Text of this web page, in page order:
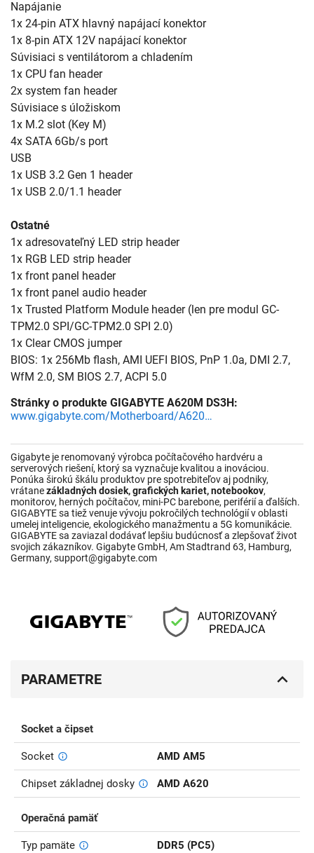
Napájanie
1x 24-pin ATX hlavný napájací konektor
1x 8-pin ATX 12V napájací konektor
Súvisiaci s ventilátorom a chladením
1x CPU fan header
2x system fan header
Súvisiace s úložiskom
1x M.2 slot (Key M)
4x SATA 6Gb/s port
USB
1x USB 3.2 Gen 1 header
1x USB 2.0/1.1 header
Ostatné
1x adresovateľný LED strip header
1x RGB LED strip header
1x front panel header
1x front panel audio header
1x Trusted Platform Module header (len pre modul GC-
TPM2.0 SPI/GC-TPM2.0 SPI 2.0)
1x Clear CMOS jumper
BIOS: 1x 256Mb flash, AMI UEFI BIOS, PnP 1.0a, DMI 2.7,
WfM 2.0, SM BIOS 2.7, ACPI 5.0
Stránky o produkte GIGABYTE A620M DS3H:
www.gigabyte.com/Motherboard/A620M-DS3H-rev-10#kf
Gigabyte je renomovaný výrobca počítačového hardvéru a
serverových riešení, ktorý sa vyznačuje kvalitou a inováciou.
Ponúka širokú škálu produktov pre spotrebiteľov aj podniky,
vrátanezákladných dosiek, grafických kariet, notebookov,
monitorov, herných počítačov, mini-PC barebone, periférií a ďalších.
GIGABYTE sa tiež venuje vývoju pokročilých technológií v oblasti
umelej inteligencie, ekologického manažmentu a 5G komunikácie.
GIGABYTE sa zaviazal dodávať lepšiu budúcnosť a zlepšovať život
svojich zákazníkov. Gigabyte GmbH, Am Stadtrand 63, Hamburg,
Germany, support@gigabyte.com
PARAMETRE
Socket a čipset
Socket AMD AM5
Chipset základnej dosky AMD A620
Operačná pamäť
Typ pamäte DDR5 (PC5)